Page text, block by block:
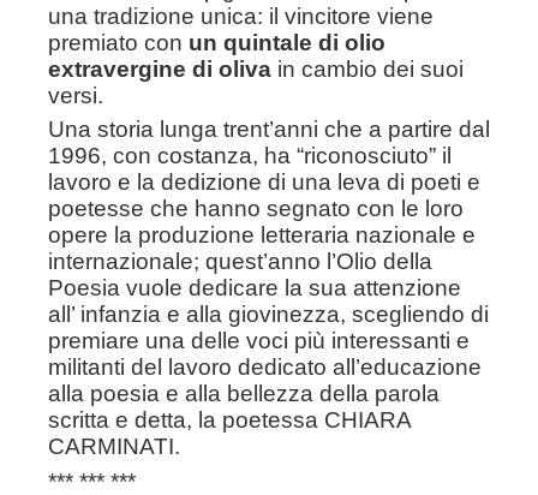
una tradizione unica: il vincitore viene
premiato con un quintale di olio
extravergine di oliva in cambio dei suoi
versi.
Una storia lunga trent’anni che a partire dal
1996, con costanza, ha “riconosciuto” il
lavoro e la dedizione di una leva di poeti e
poetesse che hanno segnato con le loro
opere la produzione letteraria nazionale e
internazionale; quest’anno l’Olio della
Poesia vuole dedicare la sua attenzione
all’ infanzia e alla giovinezza, scegliendo di
premiare una delle voci più interessanti e
militanti del lavoro dedicato all’educazione
alla poesia e alla bellezza della parola
scritta e detta, la poetessa CHIARA
CARMINATI.
*** *** ***